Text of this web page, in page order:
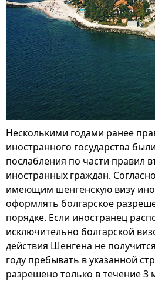
Несколькими годами ранее
иностранного государства
послабления по части правил
иностранных граждан.
имеющим шенгенскую визу
оформлять болгарское
порядке. Если иностранец
исключительно болгарской
действия Шенгена не
году пребывать в указанной
разрешено только в течение 3